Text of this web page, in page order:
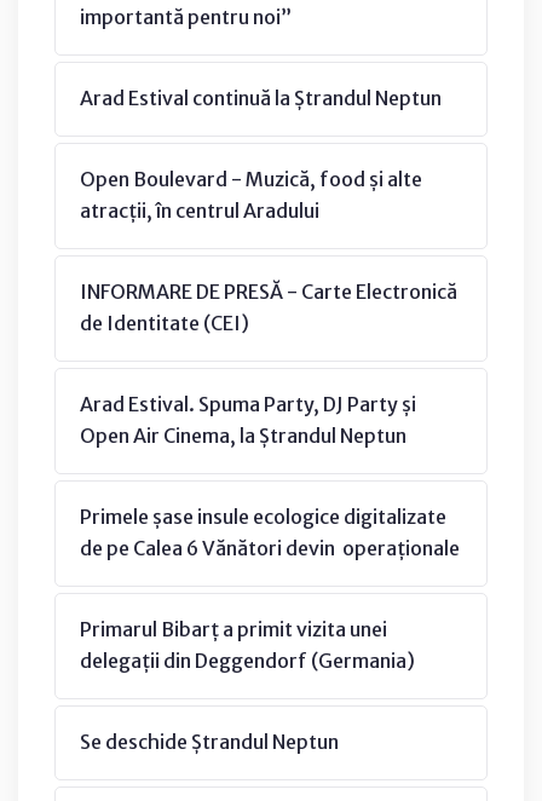
importantă pentru noi”
Arad Estival continuă la Ștrandul Neptun
Open Boulevard - Muzică, food și alte
atracții, în centrul Aradului
INFORMARE DE PRESĂ - Carte Electronică
de Identitate (CEI)
Arad Estival. Spuma Party, DJ Party și
Open Air Cinema, la Ștrandul Neptun
Primele șase insule ecologice digitalizate
de pe Calea 6 Vănători devin operaționale
Primarul Bibarț a primit vizita unei
delegații din Deggendorf (Germania)
Se deschide Ștrandul Neptun